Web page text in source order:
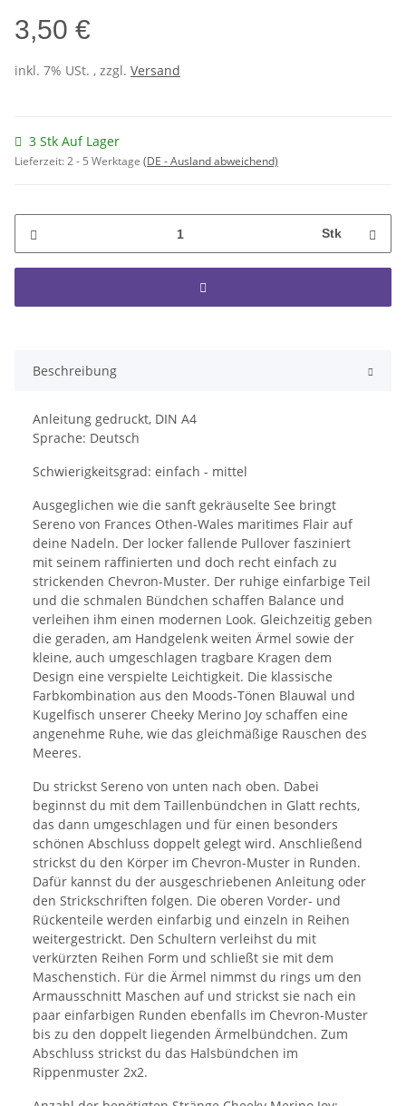
3,50 €
inkl. 7% USt. , zzgl. Versand
3 Stk Auf Lager
Lieferzeit:2 - 5 Werktage (DE - Ausland abweichend)
Stk
Beschreibung
Anleitung gedruckt, DIN A4
Sprache: Deutsch
Schwierigkeitsgrad: einfach - mittel
Ausgeglichen wie die sanft gekräuselte See bringt
Sereno von Frances Othen-Wales maritimes Flair auf
deine Nadeln. Der locker fallende Pullover fasziniert
mit seinem raffinierten und doch recht einfach zu
strickenden Chevron-Muster. Der ruhige einfarbige Teil
und die schmalen Bündchen schaffen Balance und
verleihen ihm einen modernen Look. Gleichzeitig geben
die geraden, am Handgelenk weiten Ärmel sowie der
kleine, auch umgeschlagen tragbare Kragen dem
Design eine verspielte Leichtigkeit. Die klassische
Farbkombination aus den Moods-Tönen Blauwal und
Kugelfisch unserer Cheeky Merino Joy schaffen eine
angenehme Ruhe, wie das gleichmäßige Rauschen des
Meeres.
Du strickst Sereno von unten nach oben. Dabei
beginnst du mit dem Taillenbündchen in Glatt rechts,
das dann umgeschlagen und für einen besonders
schönen Abschluss doppelt gelegt wird. Anschließend
strickst du den Körper im Chevron-Muster in Runden.
Dafür kannst du der ausgeschriebenen Anleitung oder
den Strickschriften folgen. Die oberen Vorder- und
Rückenteile werden einfarbig und einzeln in Reihen
weitergestrickt. Den Schultern verleihst du mit
verkürzten Reihen Form und schließt sie mit dem
Maschenstich. Für die Ärmel nimmst du rings um den
Armausschnitt Maschen auf und strickst sie nach ein
paar einfarbigen Runden ebenfalls im Chevron-Muster
bis zu den doppelt liegenden Ärmelbündchen. Zum
Abschluss strickst du das Halsbündchen im
Rippenmuster 2x2.